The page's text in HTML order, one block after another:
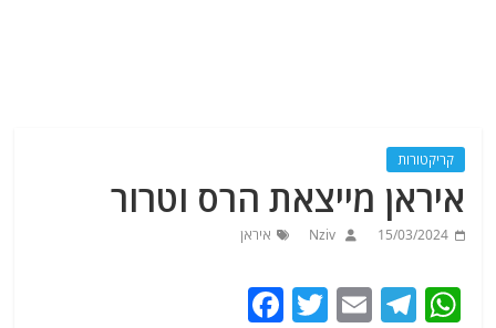
קריקטורות
איראן מייצאת הרס וטרור
15/03/2024
Nziv איראן
W
T
E
T